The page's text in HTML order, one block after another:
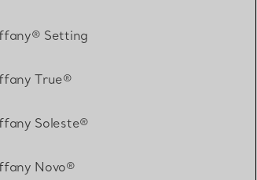
Setting
True®
Soleste®
Novo®